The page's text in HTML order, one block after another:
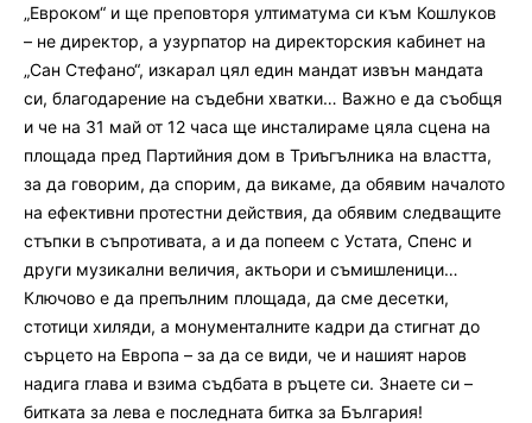
„Евроком“ и ще преповторя ултиматума си към Кошлуков
– не директор, а узурпатор на директорския кабинет на
„Сан Стефано“, изкарал цял един мандат извън мандата
си, благодарение на съдебни хватки… Важно е да съобщя
и че на 31 май от 12 часа ще инсталираме цяла сцена на
площада пред Партийния дом в Триъгълника на властта,
за да говорим, да спорим, да викаме, да обявим началото
на ефективни протестни действия, да обявим следващите
стъпки в съпротивата, а и да попеем с Устата, Спенс и
други музикални величия, актьори и съмишленици…
Ключово е да препълним площада, да сме десетки,
стотици хиляди, а монументалните кадри да стигнат до
сърцето на Европа – за да се види, че и нашият наров
надига глава и взима съдбата в ръцете си. Знаете си –
битката за лева е последната битка за България!